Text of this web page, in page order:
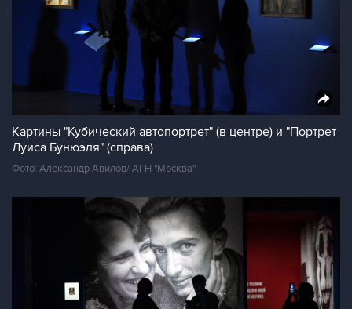
Картины "Кубический автопортрет" (в центре) и "Портрет
Луиса Бунюэля" (справа)
Фото: Александр Авилов/ АГН "Москва"